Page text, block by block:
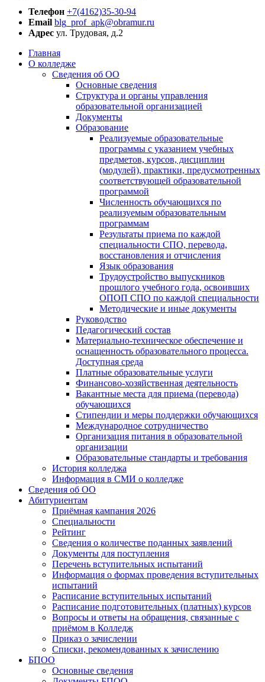
Телефон +7(4162)35-30-94
Email blg_prof_apk@obramur.ru
Адрес ул. Трудовая, д.2
Главная
О колледже
Сведения об ОО
Основные сведения
Структура и органы управления
образовательной организацией
Документы
Образование
Реализуемые образовательные
программы с указанием учебных
предметов, курсов, дисциплин
(модулей), практики, предусмотренных
соответствующей образовательной
программой
Численность обучающихся по
реализуемым образовательным
программам
Результаты приема по каждой
специальности СПО, перевода,
восстановления и отчисления
Язык образования
Трудоустройство выпускников
прошлого учебного года, освоивших
ОПОП СПО по каждой специальности
Методические и иные документы
Руководство
Педагогический состав
Материально-техническое обеспечение и
оснащенность образовательного процесса.
Доступная среда
Платные образовательные услуги
Финансово-хозяйственная деятельность
Вакантные места для приема (перевода)
обучающихся
Стипендии и меры поддержки обучающихся
Международное сотрудничество
Организация питания в образовательной
организации
Образовательные стандарты и требования
История колледжа
Информация в СМИ о колледже
Сведения об ОО
Абитуриентам
Приёмная кампания 2026
Специальности
Рейтинг
Сведения о количестве поданных заявлений
Документы для поступления
Перечень вступительных испытаний
Информация о формах проведения вступительных
испытаний
Расписание вступительных испытаний
Расписание подготовительных (платных) курсов
Вопросы и ответы на обращения, связанные с
приёмом в Колледж
Приказ о зачислении
Списки, рекомендованных к зачислению
БПОО
Основные сведения